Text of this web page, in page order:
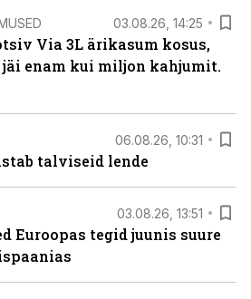
03.08.26, 14:25
Via 3L ärikasum kosus,
jäi enam kui miljon kahjumit.
06.08.26, 10:31
talviseid lende
03.08.26, 13:51
Euroopas tegid juunis suure